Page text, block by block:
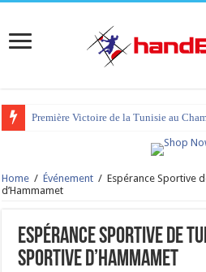
Première Victoire de la Tunisie au
Home / Événement / Espérance Sportive
d’Hammamet
Espérance Sportive de
Sportive d’Hammamet